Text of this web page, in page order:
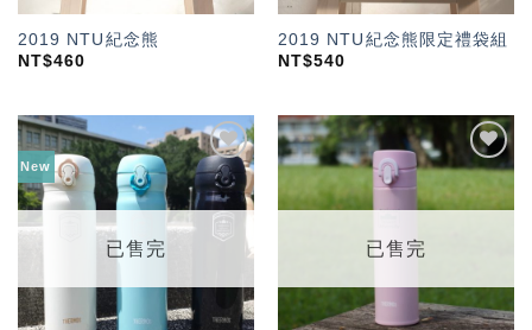
2019 NTU紀念熊
NT$460
2019 NTU紀念熊限定禮袋組
NT$540
New
加入
「願
望輕
單」
已售完
加入
望輕
已售完